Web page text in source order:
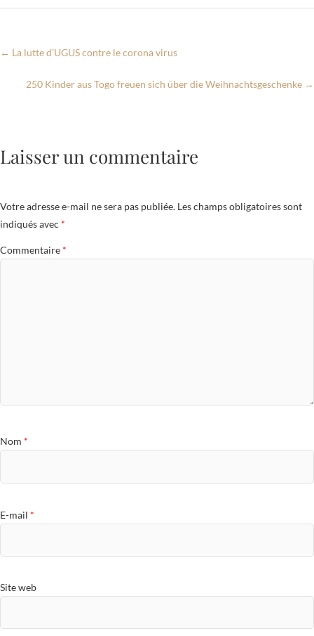
b
o
k
er
s
p
p
g
← La lutte d’UGUS contre le corona virus
250 Kinder aus Togo freuen sich über die Weihnachtsgeschenke →
Laisser un commentaire
Votre adresse e-mail ne sera pas publiée. Les champs obligatoires sont
indiqués avec *
Commentaire *
Nom *
E-mail *
Site web